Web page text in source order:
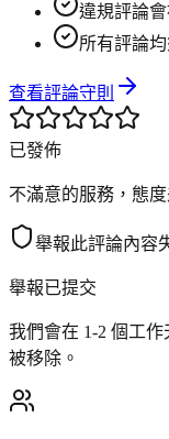
違規評論
所有評論
查看評論守則
已發佈
不滿意的服務，態度
舉報此評論內容
舉報已提交
我們會在 1-2 個工
被移除。